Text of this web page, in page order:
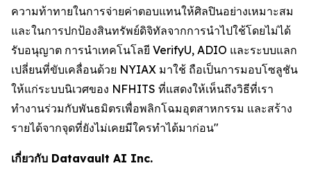
ความท้าทายในการจ่ายค่าตอบแทนให้ศิลปินอย่างเหมาะสม
และในการปกป้องสินทรัพย์ดิจิทัลจากการนำไปใช้โดยไม่ได้
รับอนุญาต การนำเทคโนโลยี VerifyU, ADIO และระบบแลก
เปลี่ยนที่ขับเคลื่อนด้วย NYIAX มาใช้ ถือเป็นการมอบโซลูชัน
ให้แก่ระบบนิเวศของ NFHITS ที่แสดงให้เห็นถึงวิธีที่เรา
ทำงานร่วมกับพันธมิตรเพื่อพลิกโฉมอุตสาหกรรม และสร้าง
รายได้จากจุดที่ยังไม่เคยมีใครทำได้มาก่อน"
เกี่ยวกับ Datavault AI Inc.